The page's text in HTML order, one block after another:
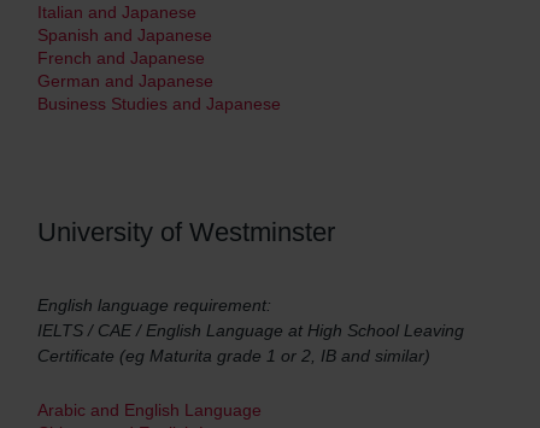
Italian and Japanese
Spanish and Japanese
French and Japanese
German and Japanese
Business Studies and Japanese
University of Westminster
English language requirement:
IELTS / CAE / English Language at High School Leaving
Certificate (eg Maturita grade 1 or 2, IB and similar)
Arabic and English Language